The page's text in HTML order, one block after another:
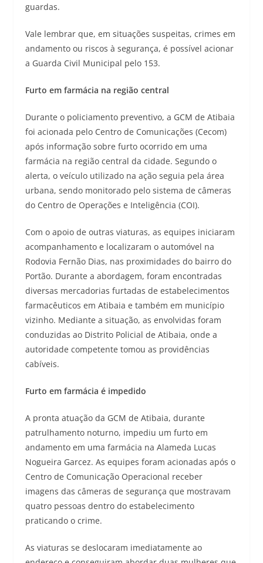
guardas.
Vale lembrar que, em situações suspeitas, crimes em
andamento ou riscos à segurança, é possível acionar
a Guarda Civil Municipal pelo 153.
Furto em farmácia na região central
Durante o policiamento preventivo, a GCM de Atibaia
foi acionada pelo Centro de Comunicações (Cecom)
após informação sobre furto ocorrido em uma
farmácia na região central da cidade. Segundo o
alerta, o veículo utilizado na ação seguia pela área
urbana, sendo monitorado pelo sistema de câmeras
do Centro de Operações e Inteligência (COI).
Com o apoio de outras viaturas, as equipes iniciaram
acompanhamento e localizaram o automóvel na
Rodovia Fernão Dias, nas proximidades do bairro do
Portão. Durante a abordagem, foram encontradas
diversas mercadorias furtadas de estabelecimentos
farmacêuticos em Atibaia e também em município
vizinho. Mediante a situação, as envolvidas foram
conduzidas ao Distrito Policial de Atibaia, onde a
autoridade competente tomou as providências
cabíveis.
Furto em farmácia é impedido
A pronta atuação da GCM de Atibaia, durante
patrulhamento noturno, impediu um furto em
andamento em uma farmácia na Alameda Lucas
Nogueira Garcez. As equipes foram acionadas após o
Centro de Comunicação Operacional receber
imagens das câmeras de segurança que mostravam
quatro pessoas dentro do estabelecimento
praticando o crime.
As viaturas se deslocaram imediatamente ao